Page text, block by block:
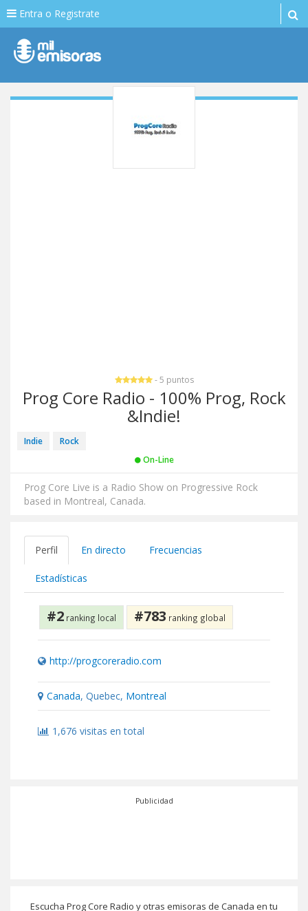
Entra o Registrate
- 5 puntos
Prog Core Radio - 100% Prog, Rock
&Indie!
Indie
Rock
On-Line
Prog Core Live is a Radio Show on Progressive Rock
based in Montreal, Canada.
Perfil En directo Frecuencias
Estadísticas
#2 ranking local #783 ranking global
http://progcoreradio.com
Canada, Quebec, Montreal
1,676 visitas en total
Publicidad
Escucha Prog Core Radio y otras emisoras de Canada en tu